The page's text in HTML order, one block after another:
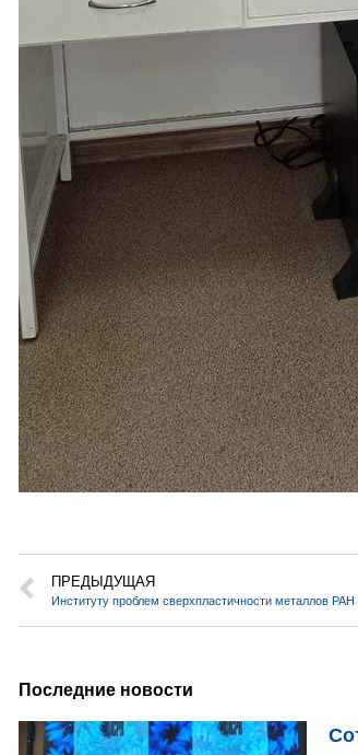
ПРЕДЫДУЩАЯ
Институту проблем сверхпластичности металлов РАН
Последние новости